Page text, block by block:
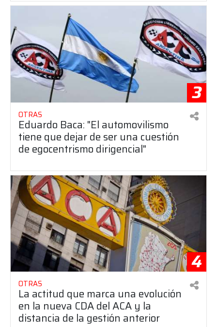
3
OTRAS
Eduardo Baca: "El automovilismo
tiene que dejar de ser una cuestión
de egocentrismo dirigencial"
4
OTRAS
La actitud que marca una evolución
en la nueva CDA del ACA y la
distancia de la gestión anterior